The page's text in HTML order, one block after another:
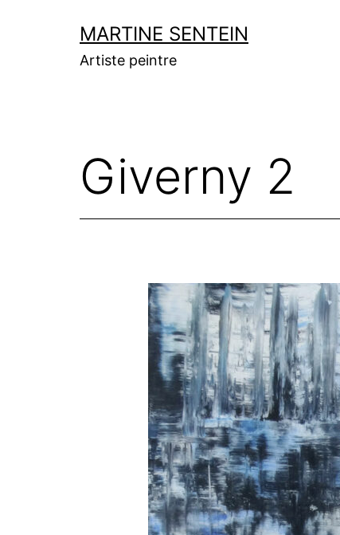
MARTINE SENTEIN
Artiste peintre
Giverny 2